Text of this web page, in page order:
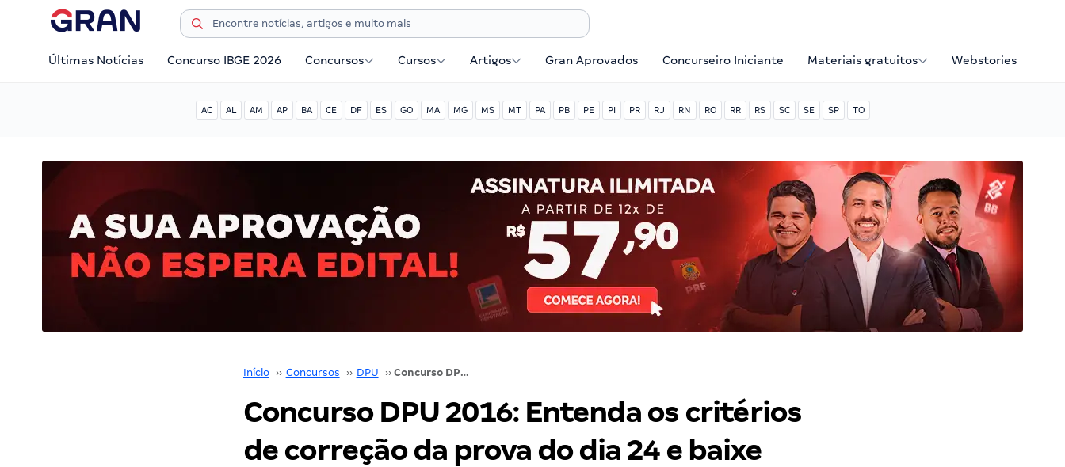
Últimas Notícias Concurso IBGE 2026 Concursos Cursos Artigos Gran Aprovados Concurseiro Iniciante Materiais gratuitos Webstories
AC AL AM AP BA CE DF ES GO MA MG MS MT PA PB PE PI PR RJ RN RO RR RS SC SE SP TO
Início ›› Concursos ›› DPU ›› Concurso DPU 2016: Entenda os critérios de correção da prova do dia 24 e baixe apostila grátis!
Concurso DPU 2016: Entenda os critérios
de correção da prova do dia 24 e baixe